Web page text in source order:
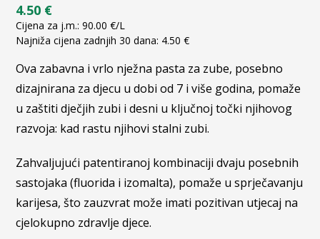
4.50 €
Cijena za j.m.:90.00€/L
Najniža cijena zadnjih 30 dana: 4.50€
Ova zabavna i vrlo nježna pasta za zube, posebno
dizajnirana za djecu u dobi od 7 i više godina, pomaže
u zaštiti dječjih zubi i desni u ključnoj točki njihovog
razvoja: kad rastu njihovi stalni zubi.
Zahvaljujući patentiranoj kombinaciji dvaju posebnih
sastojaka (fluorida i izomalta), pomaže u sprječavanju
karijesa, što zauzvrat može imati pozitivan utjecaj na
cjelokupno zdravlje djece.